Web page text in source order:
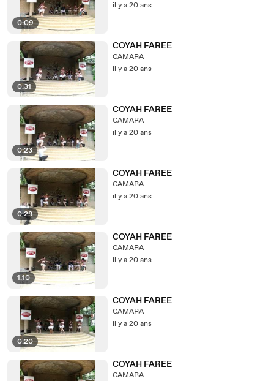
0:09
il y a 20 ans
0:31
COYAH FAREE
CAMARA
il y a 20 ans
0:23
COYAH FAREE
CAMARA
il y a 20 ans
0:29
COYAH FAREE
CAMARA
il y a 20 ans
1:10
COYAH FAREE
CAMARA
il y a 20 ans
0:20
COYAH FAREE
CAMARA
il y a 20 ans
COYAH FAREE
CAMARA